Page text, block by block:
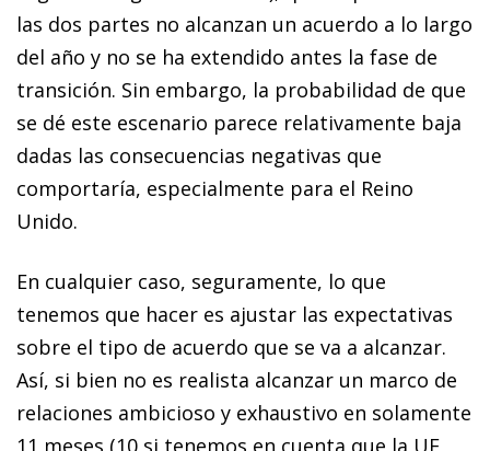
las dos partes no alcanzan un acuerdo a lo largo
del año y no se ha extendido antes la fase de
transición. Sin embargo, la probabilidad de que
se dé este escenario parece relativamente baja
dadas las consecuencias negativas que
comportaría, especialmente para el Reino
Unido.
En cualquier caso, seguramente, lo que
tenemos que hacer es ajustar las expectativas
sobre el tipo de acuerdo que se va a alcanzar.
Así, si bien no es realista alcanzar un marco de
relaciones ambicioso y exhaustivo en solamente
11 meses (10 si tenemos en cuenta que la UE